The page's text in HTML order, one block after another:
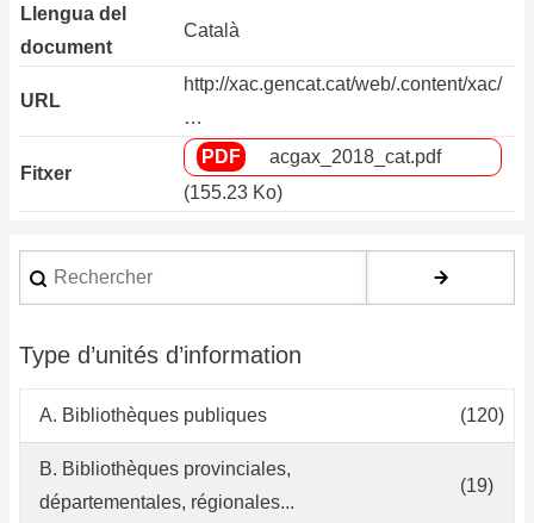
Llengua del
document
Català
URL
http://xac.gencat.cat/web/.content/xac/
…
Fitxer
acgax_2018_cat.pdf
(155.23 Ko)
Rechercher
Type d’unités d’information
A. Bibliothèques publiques (120)
B. Bibliothèques provinciales,
départementales, régionales...
(19)